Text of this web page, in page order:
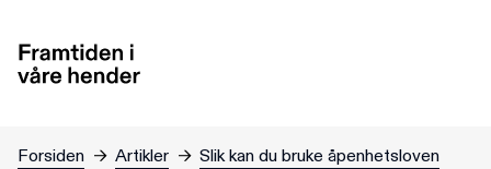
Forsiden → Artikler → Slik kan du bruke åpenhetsloven